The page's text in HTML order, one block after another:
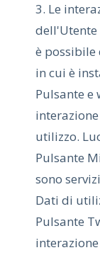
3. Le
dell'Utente
è possibile
in cui è
Pulsante e
utilizzo.
Pulsante
sono
Dati di
Pulsante